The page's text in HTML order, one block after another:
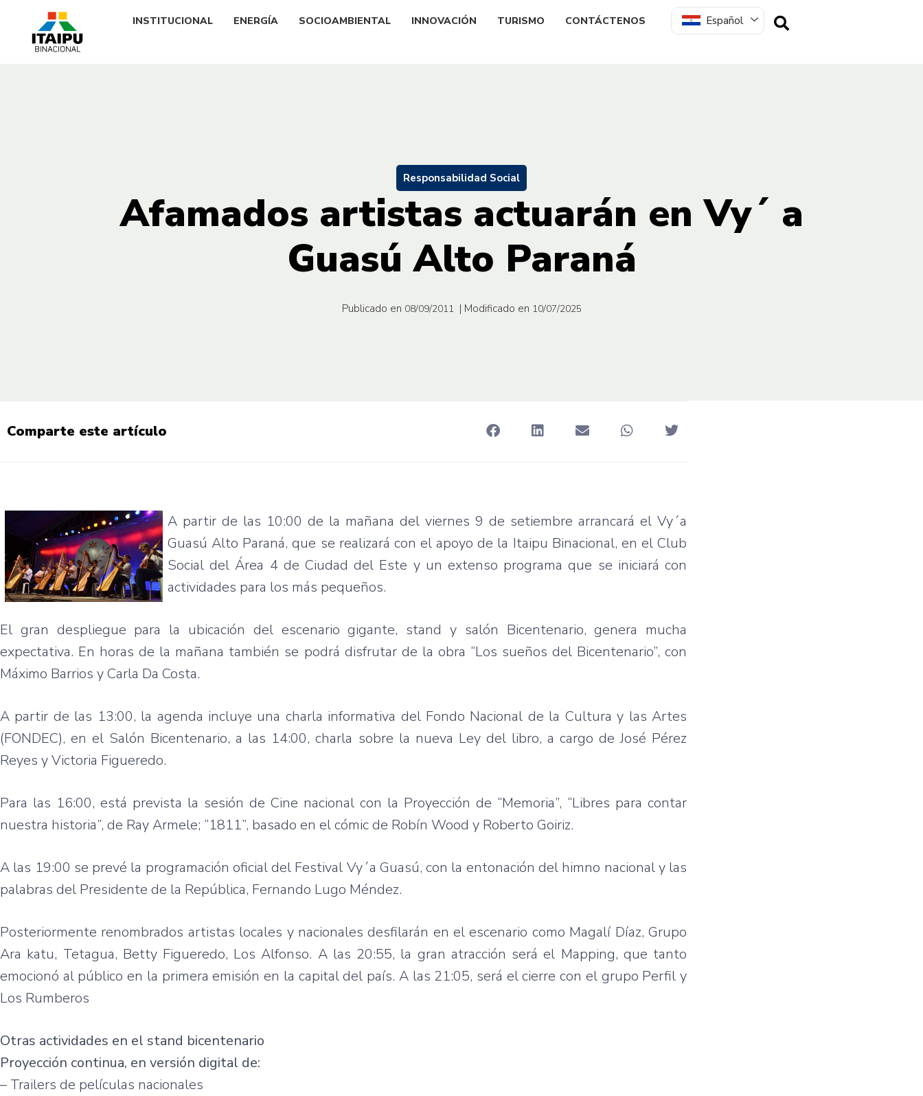
INSTITUCIONAL ENERGÍA SOCIOAMBIENTAL INNOVACIÓN TURISMO CONTÁCTENOS Español
Responsabilidad Social
Afamados artistas actuarán en Vy´ a
Guasú Alto Paraná
Publicado en 08/09/2011 | Modificado en 10/07/2025
Comparte este artículo
A partir de las 10:00 de la mañana del viernes 9 de setiembre arrancará el Vy´a
Guasú Alto Paraná,que se realizará con elapoyo de la Itaipu Binacional, en el Club
Social delÁrea 4 deCiudad del Este y unextenso programa que se iniciará con
actividades para los más pequeños.
El gran despliegue para la ubicación del escenario gigante, stand y salón Bicentenario, genera mucha
expectativa. En horas de la mañana también se podrá disfrutarde la obra “Los sueños del Bicentenario”, con
Máximo Barrios y Carla Da Costa.
A partir de las 13:00, la agenda incluye una charla informativa del Fondo Nacional de la Cultura y las Artes
(FONDEC), en el Salón Bicentenario, a las 14:00,charla sobre la nueva Leydel libro, a cargo deJosé Pérez
Reyes y Victoria Figueredo.
Para las 16:00, está prevista la sesión de Cine nacional con la Proyección de “Memoria”, “Libres para contar
nuestra historia”, de RayArmele; “1811”, basado en elcómicde Robín Wood y Roberto Goiriz.
A las 19:00 se prevé la programación oficialdel Festival Vy´a Guasú, con la entonación del himno nacionaly las
palabras del Presidente de la República, Fernando Lugo Méndez.
Posteriormente renombrados artistas locales y nacionales desfilarán en elescenario como Magalí Díaz,Grupo
Ara katu, Tetagua, Betty Figueredo, Los Alfonso. A las 20:55, la gran atracción será el Mapping, que tanto
emocionó al público en la primera emisión en la capital del país. A las 21:05, será elcierre con el grupo Perfil y
Los Rumberos
Otras actividades en el stand bicentenario
Proyección continua, en versión digital de:
– Trailers de películas nacionales